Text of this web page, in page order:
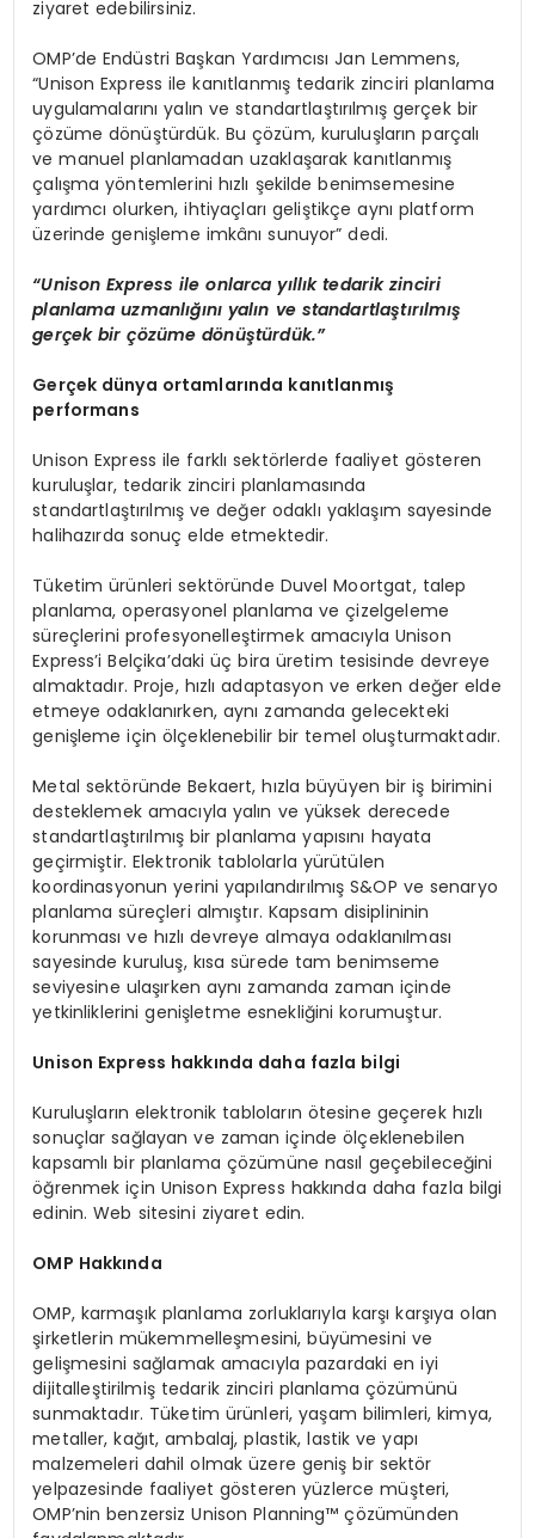
ziyaret edebilirsiniz.
OMP’de Endüstri Başkan Yardımcısı Jan Lemmens,
“Unison Express ile kanıtlanmış tedarik zinciri planlama
uygulamalarını yalın ve standartlaştırılmış gerçek bir
çözüme dönüştürdük. Bu çözüm, kuruluşların parçalı
ve manuel planlamadan uzaklaşarak kanıtlanmış
çalışma yöntemlerini hızlı şekilde benimsemesine
yardımcı olurken, ihtiyaçları geliştikçe aynı platform
üzerinde genişleme imkânı sunuyor” dedi.
“Unison Express ile onlarca yıllık tedarik zinciri
planlama uzmanlığını yalın ve standartlaştırılmış
gerçek bir çözüme dönüştürdük.”
Gerçek dünya ortamlarında kanıtlanmış
performans
Unison Express ile farklı sektörlerde faaliyet gösteren
kuruluşlar, tedarik zinciri planlamasında
standartlaştırılmış ve değer odaklı yaklaşım sayesinde
halihazırda sonuç elde etmektedir.
Tüketim ürünleri sektöründe Duvel Moortgat, talep
planlama, operasyonel planlama ve çizelgeleme
süreçlerini profesyonelleştirmek amacıyla Unison
Express’i Belçika’daki üç bira üretim tesisinde devreye
almaktadır. Proje, hızlı adaptasyon ve erken değer elde
etmeye odaklanırken, aynı zamanda gelecekteki
genişleme için ölçeklenebilir bir temel oluşturmaktadır.
Metal sektöründe Bekaert, hızla büyüyen bir iş birimini
desteklemek amacıyla yalın ve yüksek derecede
standartlaştırılmış bir planlama yapısını hayata
geçirmiştir. Elektronik tablolarla yürütülen
koordinasyonun yerini yapılandırılmış S&OP ve senaryo
planlama süreçleri almıştır. Kapsam disiplininin
korunması ve hızlı devreye almaya odaklanılması
sayesinde kuruluş, kısa sürede tam benimseme
seviyesine ulaşırken aynı zamanda zaman içinde
yetkinliklerini genişletme esnekliğini korumuştur.
Unison Express hakkında daha fazla bilgi
Kuruluşların elektronik tabloların ötesine geçerek hızlı
sonuçlar sağlayan ve zaman içinde ölçeklenebilen
kapsamlı bir planlama çözümüne nasıl geçebileceğini
öğrenmek için Unison Express hakkında daha fazla bilgi
edinin. Web sitesini ziyaret edin.
OMP Hakkında
OMP, karmaşık planlama zorluklarıyla karşı karşıya olan
şirketlerin mükemmelleşmesini, büyümesini ve
gelişmesini sağlamak amacıyla pazardaki en iyi
dijitalleştirilmiş tedarik zinciri planlama çözümünü
sunmaktadır. Tüketim ürünleri, yaşam bilimleri, kimya,
metaller, kağıt, ambalaj, plastik, lastik ve yapı
malzemeleri dahil olmak üzere geniş bir sektör
yelpazesinde faaliyet gösteren yüzlerce müşteri,
OMP’nin benzersiz Unison Planning™ çözümünden